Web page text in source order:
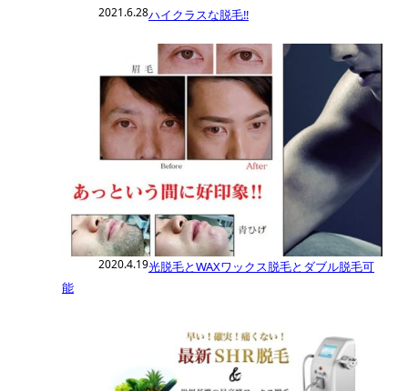
2021.6.28ハイクラスな脱毛‼︎
2020.4.19光脱毛とWAXワックス脱毛とダブル脱毛可
能